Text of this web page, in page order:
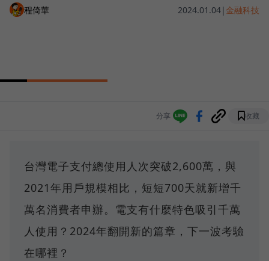
程倚華 2024.01.04|金融科技
分享 收藏
台灣電子支付總使用人次突破2,600萬，與
2021年用戶規模相比，短短700天就新增千
萬名消費者申辦。電支有什麼特色吸引千萬
人使用？2024年翻開新的篇章，下一波考驗
在哪裡？